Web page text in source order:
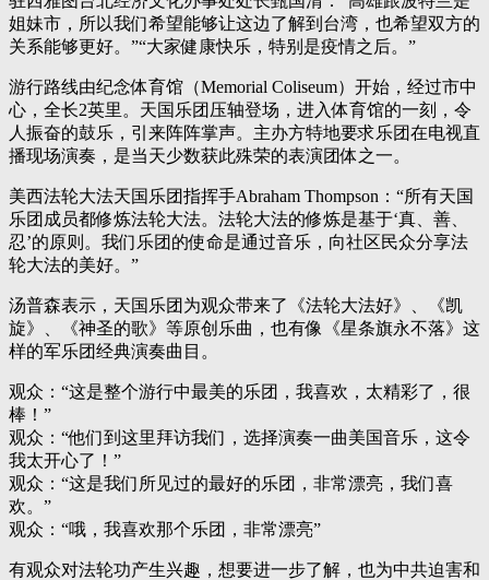
姐妹市，所以我们希望能够让这边了解到台湾，也希望双方的
关系能够更好。”“大家健康快乐，特别是疫情之后。”
游行路线由纪念体育馆（Memorial Coliseum）开始，经过市中
心，全长2英里。天国乐团压轴登场，进入体育馆的一刻，令
人振奋的鼓乐，引来阵阵掌声。主办方特地要求乐团在电视直
播现场演奏，是当天少数获此殊荣的表演团体之一。
美西法轮大法天国乐团指挥手Abraham Thompson：“所有天国
乐团成员都修炼法轮大法。法轮大法的修炼是基于‘真、善、
忍’的原则。我们乐团的使命是通过音乐，向社区民众分享法
轮大法的美好。”
汤普森表示，天国乐团为观众带来了《法轮大法好》、《凯
旋》、《神圣的歌》等原创乐曲，也有像《星条旗永不落》这
样的军乐团经典演奏曲目。
观众：“这是整个游行中最美的乐团，我喜欢，太精彩了，很
棒！”
观众：“他们到这里拜访我们，选择演奏一曲美国音乐，这令
我太开心了！”
观众：“这是我们所见过的最好的乐团，非常漂亮，我们喜
欢。”
观众：“哦，我喜欢那个乐团，非常漂亮”
有观众对法轮功产生兴趣，想要进一步了解，也为中共迫害和